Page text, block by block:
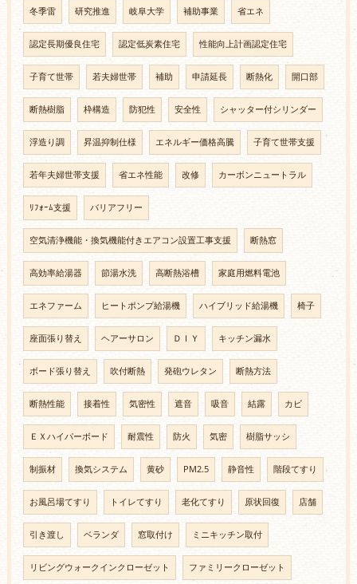
冬季雷 研究推進 岐阜大学 補助事業 省エネ
認定長期優良住宅 認定低炭素住宅 性能向上計画認定住宅
子育て世帯 若夫婦世帯 補助 申請延長 断熱化 開口部
断熱樹脂 枠構造 防犯性 安全性 シャッター付シリンダー
浮造り調 昇温抑制仕様 エネルギー価格高騰 子育て世帯支援
若年夫婦世帯支援 省エネ性能 改修 カーボンニュートラル
ﾘﾌｫｰﾑ支援 バリアフリー
空気清浄機能・換気機能付きエアコン設置工事支援 断熱窓
高効率給湯器 節湯水洗 高断熱浴槽 家庭用燃料電池
エネファーム ヒートポンプ給湯機 ハイブリッド給湯機 椅子
座面張り替え ヘアーサロン ＤＩＹ キッチン漏水
ボード張り替え 吹付断熱 発砲ウレタン 断熱方法
断熱性能 接着性 気密性 遮音 吸音 結露 カビ
ＥＸハイパーボード 耐震性 防火 気密 樹脂サッシ
制振材 換気システム 黄砂 PM2.5 静音性 階段てすり
お風呂場てすり トイレてすり 老化てすり 原状回復 店舗
引き渡し ベランダ 窓取付け ミニキッチン取付
リビングウォークインクローゼット ファミリークローゼット